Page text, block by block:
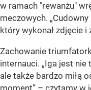
w ramach "rewanżu"
meczowych.
który wykonał zdjęcie i
Zachowanie
internauci. „Iga jest
ale także bardzo miłą